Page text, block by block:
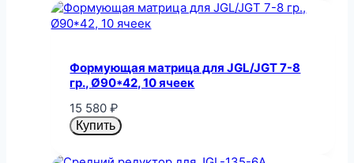
Формующая матрица для JGL/JGT 7-8
гр., Ø90*42, 10 ячеек
15 580₽
Купить